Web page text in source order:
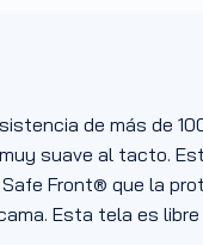
de más de
suave al tacto.
Front® que la
Esta tela es libre